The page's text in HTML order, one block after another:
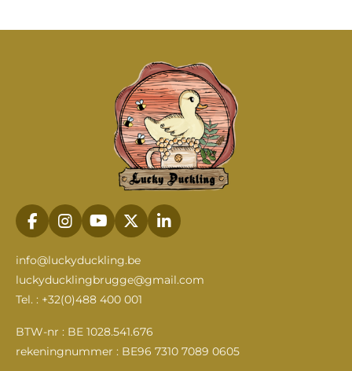
F
a
c
e
b
o
k
I
n
s
t
a
g
a
m
Y
o
u
u
b
X
L
i
e
info@luckyduckling.be
luckyducklingbrugge@gmail.com
Tel. : +32(0)488 400 001
BTW-nr : BE 1028.541.676
rekeningnummer : BE96 7310 7089 0605